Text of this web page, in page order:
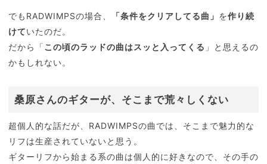
でもRADWIMPSの場合、 「条件をクリアしてる曲」 を作り続
けていたのだ。
だから「この頃のラッドの曲はスッと入ってくる 」と思えるの
かもしれない。
桑原さんのギターが、そこまで荒々しくない
超個人的な話だが、RADWIMPSの曲では、そこまで魅力的な
リフは生産されていないと思う。
ギターリフから始まる系の曲は個人的に好きなので、その手の